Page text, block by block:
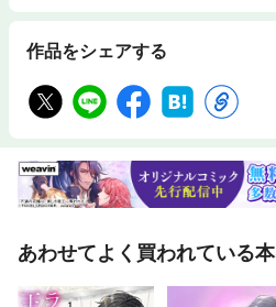
作品をシェアする
あわせてよく買われている本